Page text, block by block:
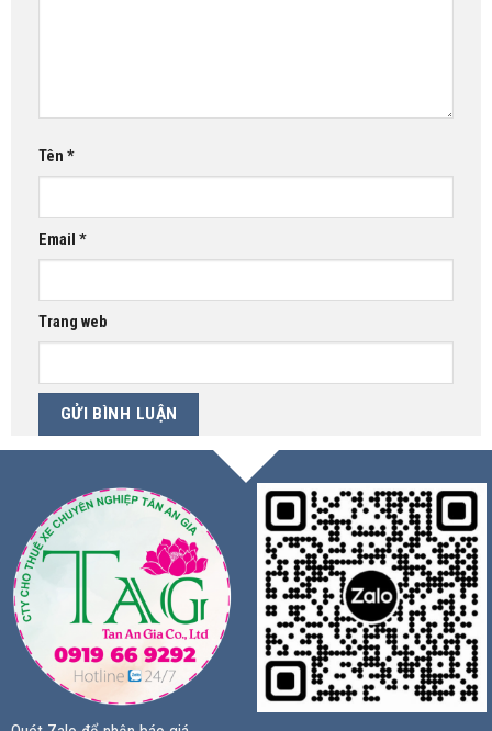
Tên *
Email *
Trang web